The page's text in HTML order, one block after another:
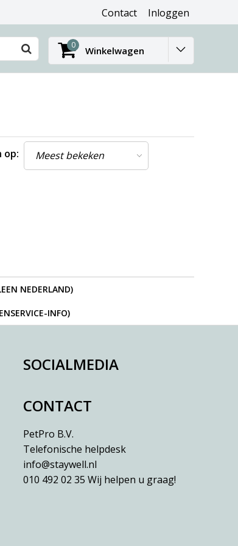
Contact Inloggen
0 Winkelwagen
op:
NEDERLAND)
INFO)
SOCIALMEDIA
CONTACT
PetPro B.V.
Telefonische helpdesk
info@staywell.nl
010 492 02 35 Wij helpen u graag!